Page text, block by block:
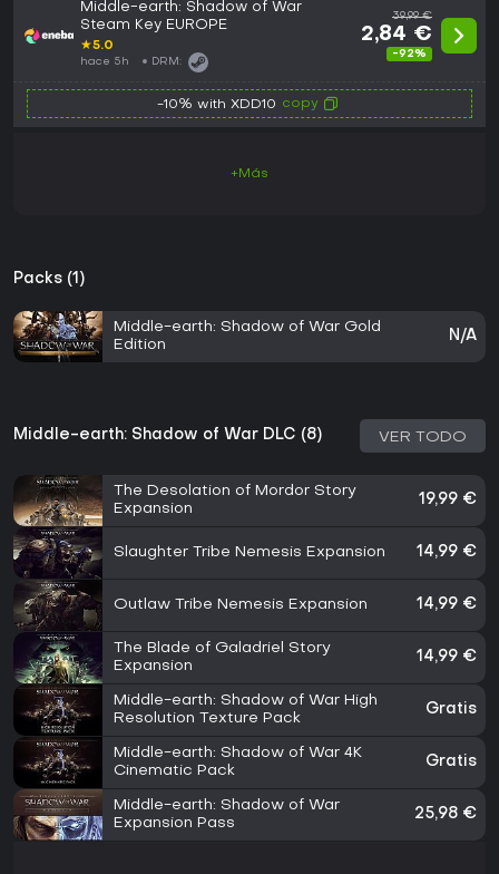
Middle-earth: Shadow of War
Steam Key EUROPE
★5.0
hace 5h DRM:
39,99 €
2,84 €
-92%
-10% with XDD10 copy
+Más
Packs (1)
Middle-earth: Shadow of War Gold
Edition
N/A
Middle-earth: Shadow of War DLC (8) VER TODO
The Desolation of Mordor Story
Expansion
19,99 €
Slaughter Tribe Nemesis Expansion 14,99 €
Outlaw Tribe Nemesis Expansion 14,99 €
The Blade of Galadriel Story
Expansion
14,99 €
Middle-earth: Shadow of War High
Resolution Texture Pack
Gratis
Middle-earth: Shadow of War 4K
Cinematic Pack
Gratis
Middle-earth: Shadow of War
Expansion Pass
25,98 €